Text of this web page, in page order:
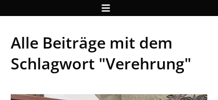
Alle Beiträge mit dem
Schlagwort "Verehrung"